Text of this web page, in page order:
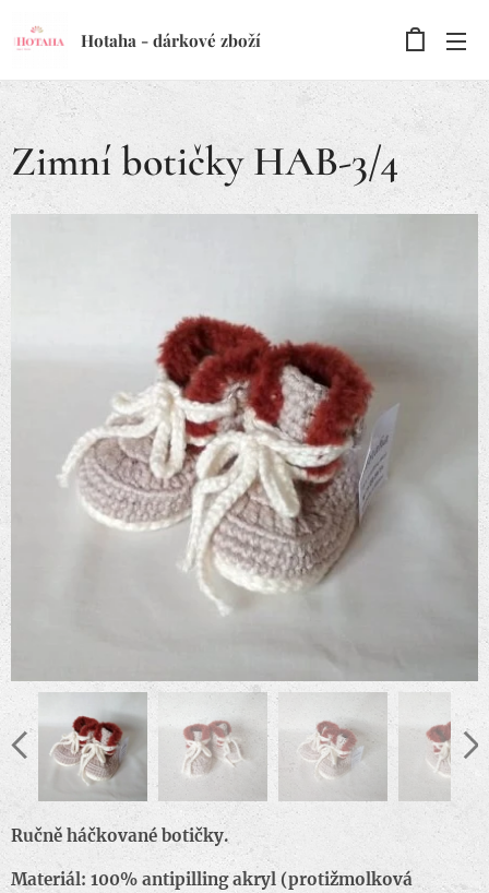
Hotaha - dárkové zboží
Zimní botičky HAB-3/4
Ručně háčkované botičky.
Materiál: 100% antipilling akryl (protižmolková